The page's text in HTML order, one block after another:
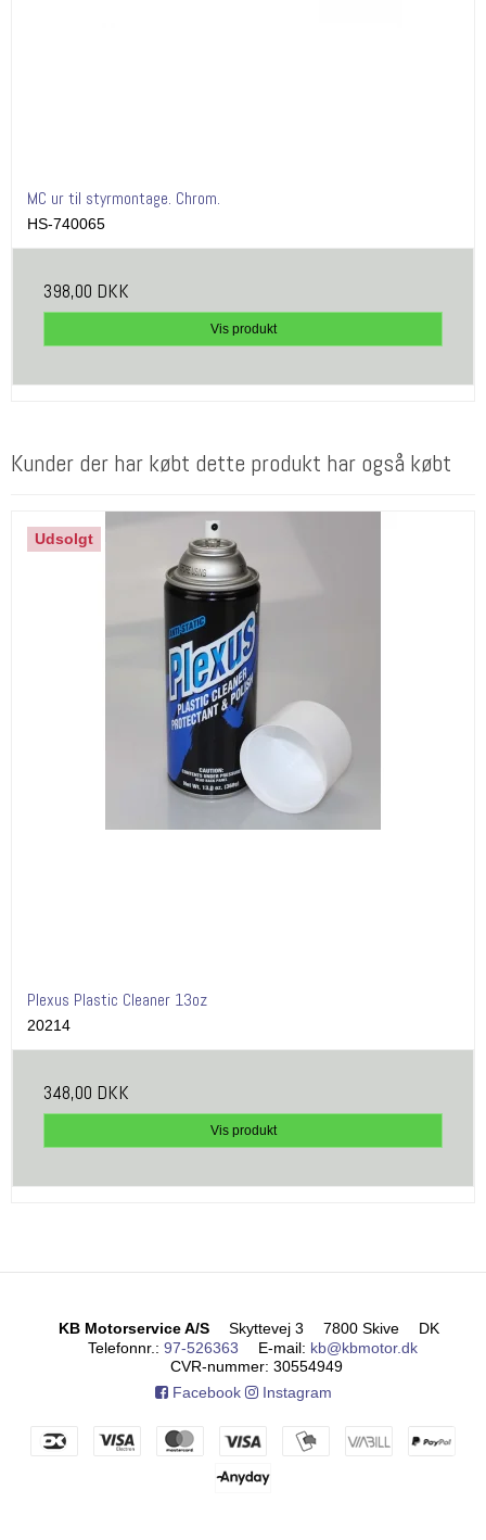
MC ur til styrmontage. Chrom.
HS-740065
398,00 DKK
Vis produkt
Kunder der har købt dette produkt har også købt
Udsolgt
Plexus Plastic Cleaner 13oz
20214
348,00 DKK
Vis produkt
KB Motorservice A/S Skyttevej 3 7800 Skive
DK
Telefonnr. : 97-526363 E-mail: kb@kbmotor.dk
CVR-nummer: 30554949
Facebook
Instagram